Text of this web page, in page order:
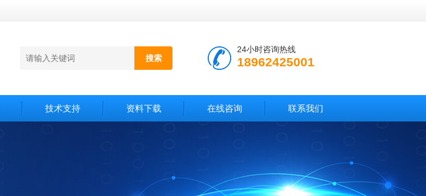
24小时咨询热线
18962425001
技术支持 资料下载 在线咨询 联系我们